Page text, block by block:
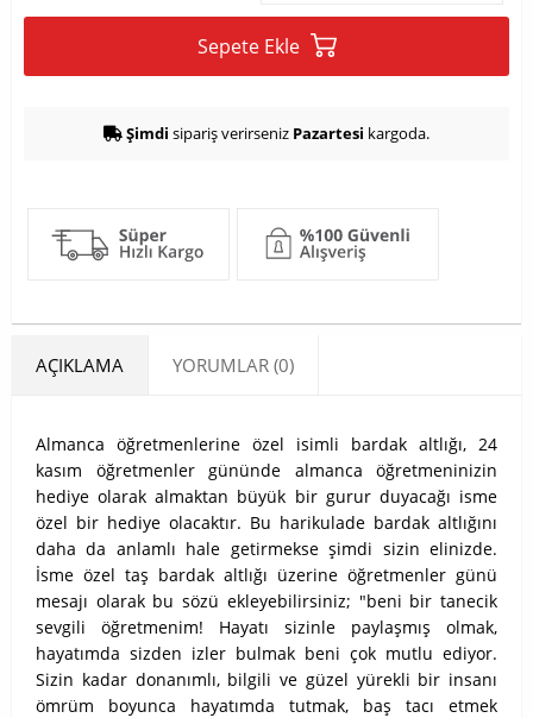
Sepete Ekle
Şimdi sipariş verirseniz Pazartesi kargoda.
AÇIKLAMA YORUMLAR (0)
Almanca öğretmenlerine özel isimli bardak altlığı, 24
kasım öğretmenler gününde almanca öğretmeninizin
hediye olarak almaktan büyük bir gurur duyacağı isme
özel bir hediye olacaktır. Bu harikulade bardak altlığını
daha da anlamlı hale getirmekse şimdi sizin elinizde.
İsme özel taş bardak altlığı üzerine öğretmenler günü
mesajı olarak bu sözü ekleyebilirsiniz; "beni bir tanecik
sevgili öğretmenim! Hayatı sizinle paylaşmış olmak,
hayatımda sizden izler bulmak beni çok mutlu ediyor.
Sizin kadar donanımlı, bilgili ve güzel yürekli bir insanı
ömrüm boyunca hayatımda tutmak, baş tacı etmek